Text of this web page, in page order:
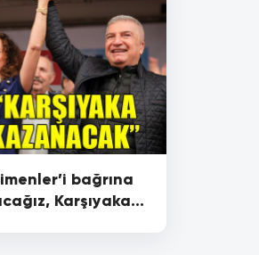
bağrına
Karşıyaka